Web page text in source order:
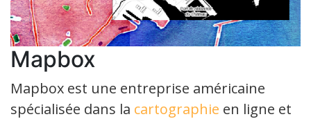
Mapbox
Mapbox est une entreprise américaine
spécialisée dans la cartographie en ligne et